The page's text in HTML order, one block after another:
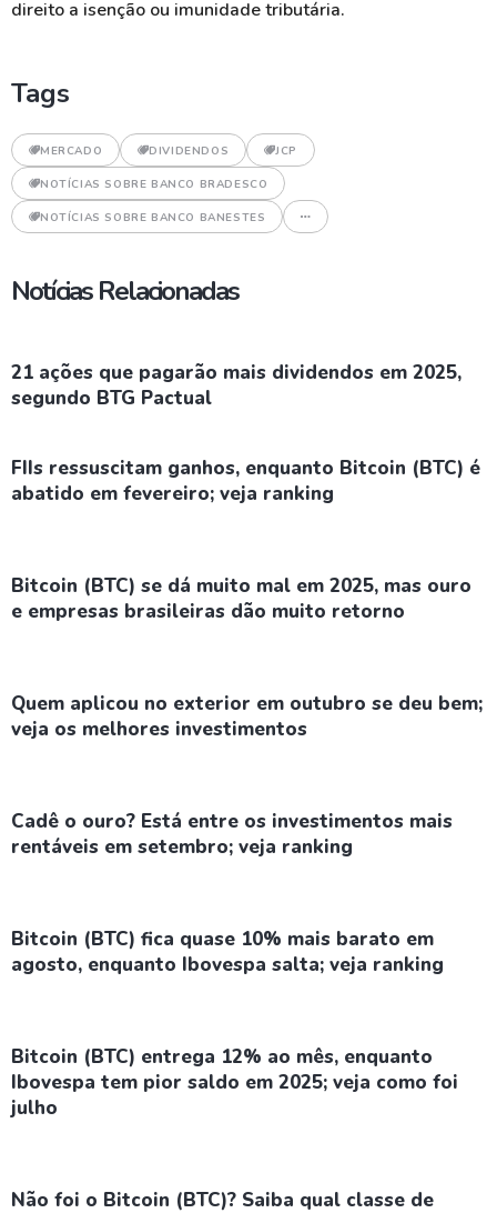
direito a isenção ou imunidade tributária.
Tags
MERCADO DIVIDENDOS JCP
NOTÍCIAS SOBRE BANCO BRADESCO
NOTÍCIAS SOBRE BANCO BANESTES
Notícias Relacionadas
21 ações que pagarão mais dividendos em 2025,
segundo BTG Pactual
FIIs ressuscitam ganhos, enquanto Bitcoin (BTC) é
abatido em fevereiro; veja ranking
Bitcoin (BTC) se dá muito mal em 2025, mas ouro
e empresas brasileiras dão muito retorno
Quem aplicou no exterior em outubro se deu bem;
veja os melhores investimentos
Cadê o ouro? Está entre os investimentos mais
rentáveis em setembro; veja ranking
Bitcoin (BTC) fica quase 10% mais barato em
agosto, enquanto Ibovespa salta; veja ranking
Bitcoin (BTC) entrega 12% ao mês, enquanto
Ibovespa tem pior saldo em 2025; veja como foi
julho
Não foi o Bitcoin (BTC)? Saiba qual classe de